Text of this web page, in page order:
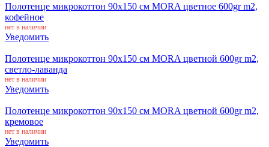
Полотенце микрокоттон 90x150 см MORA цветное 600gr m2,
кофейное
нет в наличии
Уведомить
Полотенце микрокоттон 90x150 см MORA цветной 600gr m2,
светло-лаванда
нет в наличии
Уведомить
Полотенце микрокоттон 90x150 см MORA цветной 600gr m2,
кремовое
нет в наличии
Уведомить